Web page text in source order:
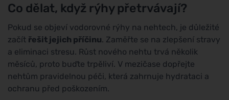
Co dělat, když rýhy přetrvávají?
Pokud se objeví vodorovné rýhy na nehtech, je důležité
začít řešit jejich příčinu. Zaměřte se na zlepšení stravy
a eliminaci stresu. Růst nového nehtu trvá několik
měsíců, proto buďte trpěliví. V mezičase dopřejte
nehtům pravidelnou péči, která zahrnuje hydrataci a
ochranu před poškozením.